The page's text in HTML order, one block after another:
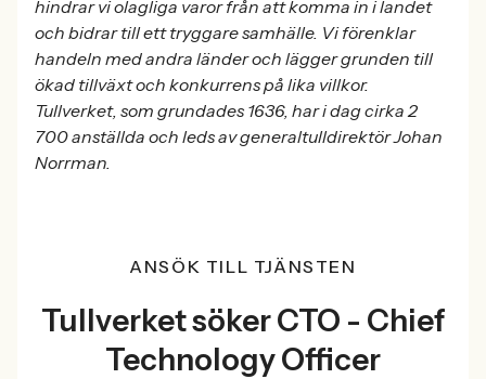
hindrar vi olagliga varor från att komma in i landet
och bidrar till ett tryggare samhälle. Vi förenklar
handeln med andra länder och lägger grunden till
ökad tillväxt och konkurrens på lika villkor.
Tullverket, som grundades 1636, har i dag cirka 2
700 anställda och leds av generaltulldirektör Johan
Norrman.
ANSÖK TILL TJÄNSTEN
Tullverket söker CTO - Chief
Technology Officer